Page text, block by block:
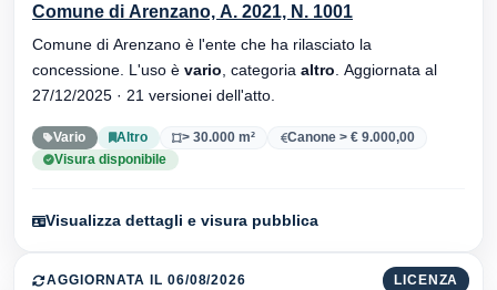
Comune di Arenzano, A. 2021, N. 1001
Comune di Arenzano è l'ente che ha rilasciato la
concessione. L'uso è vario , categoria altro
27/12/2025 · 21 versionei dell'atto.
Vario Altro > 30.000 m²
Canone > € 9.000,00
Visura disponibile
Visualizza dettagli e visura pubblica
LICENZA
AGGIORNATA IL 06/08/2026